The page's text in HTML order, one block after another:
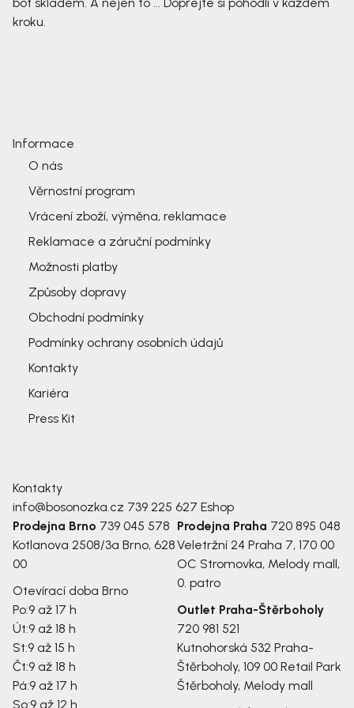
kroku.
Informace
O nás
Věrnostní program
Vrácení zboží, výměna, reklamace
Reklamace a záruční podmínky
Možnosti platby
Způsoby dopravy
Obchodní podmínky
Podmínky ochrany osobních údajů
Kontakty
Kariéra
Press Kit
Kontakty
info@bosonozka.cz 739 225 627 Eshop
Prodejna Brno 739 045 578
Kotlanova 2508/3a Brno, 628
00
Otevírací doba Brno
Po:9 až 17 h
Út:9 až 18 h
St:9 až 15 h
Čt:9 až 18 h
Pá:9 až 17 h
So:9 až 12 h
Prodejna Praha 720 895 048
Veletržní 24 Praha 7, 170 00
OC Stromovka, Melody mall,
0. patro
Outlet Praha-Štěrboholy
720 981 521
Kutnohorská 532 Praha-
Štěrboholy, 109 00 Retail Park
Štěrboholy, Melody mall